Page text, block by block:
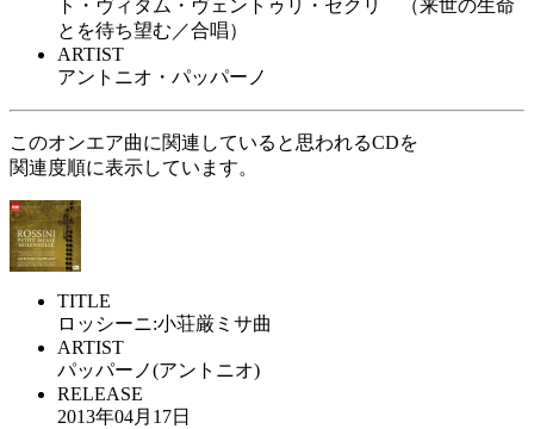
ト・ヴィタム・ヴェントゥリ・セクリ （来世の生命
とを待ち望む／合唱）
ARTIST
アントニオ・パッパーノ
このオンエア曲に関連していると思われるCDを
関連度順に表示しています。
TITLE
ロッシーニ:小荘厳ミサ曲
ARTIST
パッパーノ(アントニオ)
RELEASE
2013年04月17日